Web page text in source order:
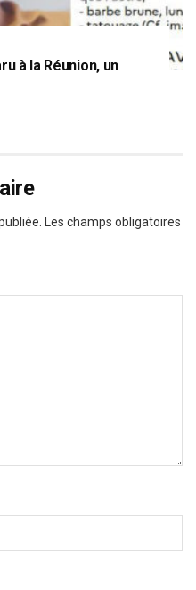
à la Réunion, un
Les champs obligatoires